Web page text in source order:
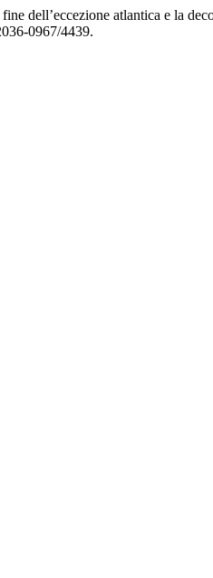
dell’eccezione atlantica e la
0967/4439.